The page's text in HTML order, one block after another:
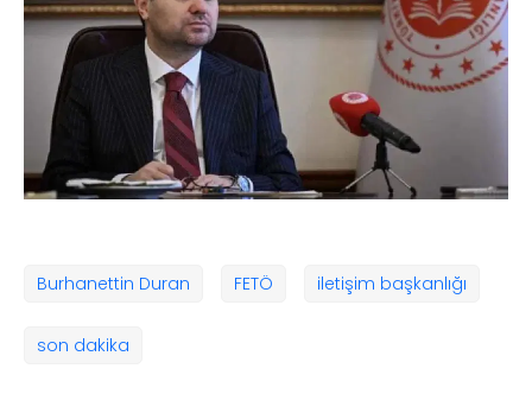
Burhanettin Duran FETÖ iletişim başkanlığı
son dakika